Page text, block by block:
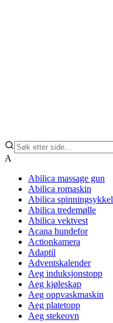
A
Abilica massage gun
Abilica romaskin
Abilica spinningsykkel
Abilica tredemølle
Abilica vektvest
Acana hundefor
Actionkamera
Adaptil
Adventskalender
Aeg induksjonstopp
Aeg kjøleskap
Aeg oppvaskmaskin
Aeg platetopp
Aeg stekeovn